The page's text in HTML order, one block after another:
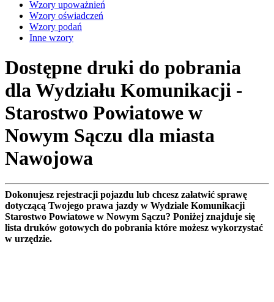
Wzory upoważnień
Wzory oświadczeń
Wzory podań
Inne wzory
Dostępne druki do pobrania
dla Wydziału Komunikacji -
Starostwo Powiatowe w
Nowym Sączu dla miasta
Nawojowa
Dokonujesz rejestracji pojazdu lub chcesz załatwić sprawę
dotyczącą Twojego prawa jazdy w Wydziale Komunikacji
Starostwo Powiatowe w Nowym Sączu? Poniżej znajduje się
lista druków gotowych do pobrania które możesz wykorzystać
w urzędzie.